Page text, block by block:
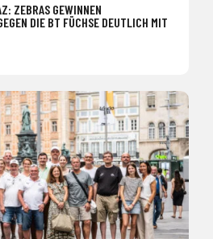
ZEBRAS GEWINNEN
DIE BT FÜCHSE DEUTLICH MIT